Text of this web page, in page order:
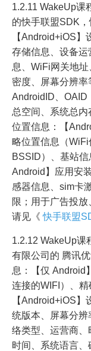
1.2.11 WakeUp课
的快手联盟SDK
【Android+iOS】
存储信息、设备
息、WiFi网关地
密度、屏幕分辨率
AndroidID、OAID
总空间、系统总内
位置信息：【
略位置信息（WiFi
BSSID）、基站
Android】应用安
感器信息、sim卡
限；用于广告投
请见《快手联盟
1.2.12 WakeUp课
有限公司的 腾讯
息：【仅 Android
连接的WIFI）、精
【Android+iOS
统版本、屏幕分辨
络类型、运营商
时间、系统语言